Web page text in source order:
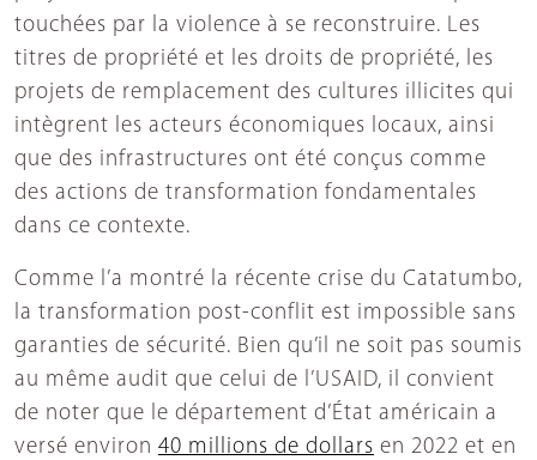
touchées par la violence à se reconstruire. Les
titres de propriété et les droits de propriété, les
projets de remplacement des cultures illicites qui
intègrent les acteurs économiques locaux, ainsi
que des infrastructures ont été conçus comme
des actions de transformation fondamentales
dans ce contexte.
Comme l’a montré la récente crise du Catatumbo,
la transformation post-conflit est impossible sans
garanties de sécurité. Bien qu’il ne soit pas soumis
au même audit que celui de l’USAID, il convient
de noter que le département d’État américain a
versé environ 40 millions de dollars en 2022 et en